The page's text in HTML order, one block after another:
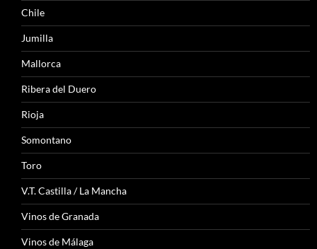
Chile
Jumilla
Mallorca
Ribera del Duero
Rioja
Somontano
Toro
V.T. Castilla / La Mancha
Vinos de Granada
Vinos de Málaga